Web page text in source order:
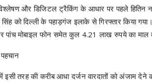
और डिजिटल ट्रैकिंग के आधार पर पहले हितिन
को दिल्ली के पहाड़गंज इलाके से गिरफ्तार किया
मोबाइल फोन समेत कुल 4.21 लाख रुपये का माल
में इसी तरह की करीब आधा दर्जन वारदातों को अंजाम